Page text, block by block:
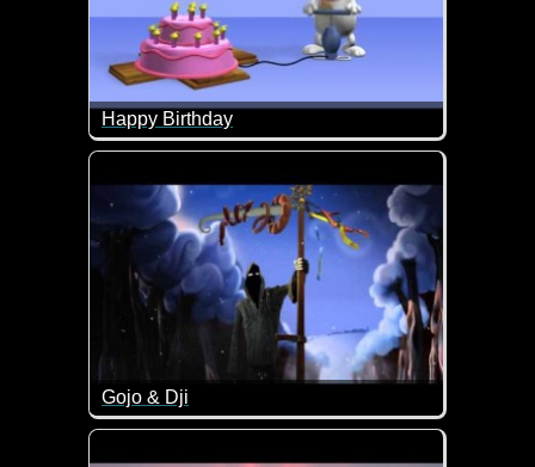
Happy Birthday
Das ist doch mal ein lustiges Happy Birthday
Gojo & Dji
An Silvester mal ordentlich mit Freunden einen